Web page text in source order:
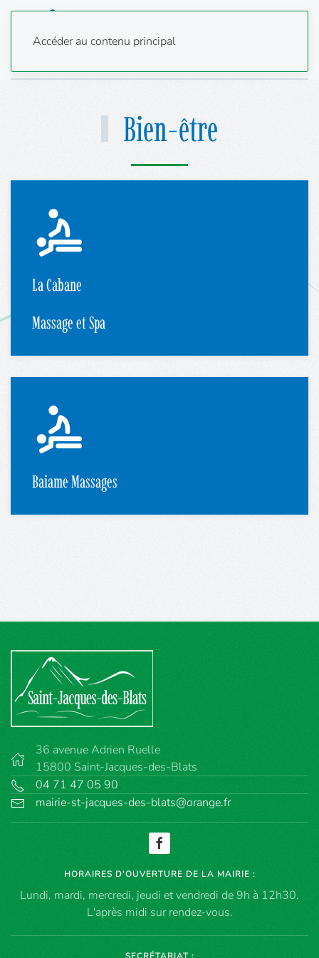
Accéder au contenu principal
Bien-être
La Cabane
Massage et Spa
Baiame Massages
36 avenue Adrien Ruelle
15800 Saint-Jacques-des-Blats
04 71 47 05 90
mairie-st-jacques-des-blats@orange.fr
HORAIRES D'OUVERTURE DE LA MAIRIE :
Lundi, mardi, mercredi, jeudi et vendredi de 9h à 12h30.
L'après midi sur rendez-vous.